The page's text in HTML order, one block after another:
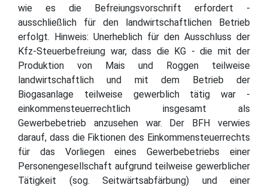
wie es die Befreiungsvorschrift erfordert -
ausschließlich für den landwirtschaftlichen Betrieb
erfolgt. Hinweis: Unerheblich für den Ausschluss der
Kfz-Steuerbefreiung war, dass die KG - die mit der
Produktion von Mais und Roggen teilweise
landwirtschaftlich und mit dem Betrieb der
Biogasanlage teilweise gewerblich tätig war -
einkommensteuerrechtlich insgesamt als
Gewerbebetrieb anzusehen war. Der BFH verwies
darauf, dass die Fiktionen des Einkommensteuerrechts
für das Vorliegen eines Gewerbebetriebs einer
Personengesellschaft aufgrund teilweise gewerblicher
Tätigkeit (sog. Seitwärtsabfärbung) und einer